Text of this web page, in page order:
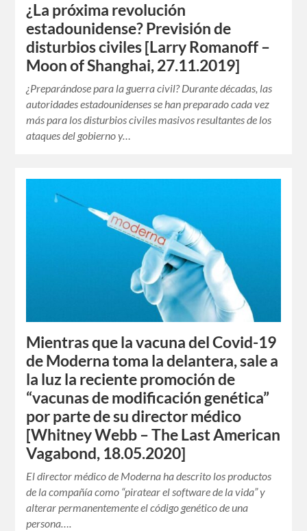
¿La próxima revolución
estadounidense? Previsión de
disturbios civiles [Larry Romanoff –
Moon of Shanghai, 27.11.2019]
¿Preparándose para la guerra civil? Durante décadas, las
autoridades estadounidenses se han preparado cada vez
más para los disturbios civiles masivos resultantes de los
ataques del gobierno y…
Mientras que la vacuna del Covid-19
de Moderna toma la delantera, sale a
la luz la reciente promoción de
“vacunas de modificación genética”
por parte de su director médico
[Whitney Webb – The Last American
Vagabond, 18.05.2020]
El director médico de Moderna ha descrito los productos
de la compañía como “piratear el software de la vida” y
alterar permanentemente el código genético de una
persona….